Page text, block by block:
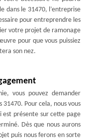
dans le 31470, l’entreprise
pour entreprendre les
votre projet de ramonage
pour que vous puissiez
son nez.
vous pouvez demander
Pour cela, nous vous
présente sur cette page
Dès que nous aurons
puis nous ferons en sorte